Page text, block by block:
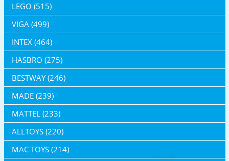
LEGO (515)
VIGA (499)
INTEX (464)
HASBRO (275)
BESTWAY (246)
MADE (239)
MATTEL (233)
ALLTOYS (220)
MAC TOYS (214)